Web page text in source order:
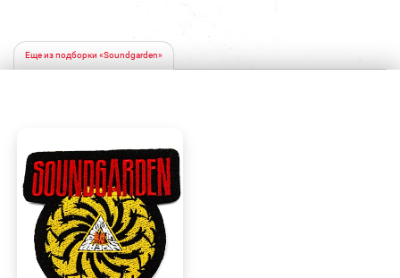
Еще из подборки «Soundgarden»